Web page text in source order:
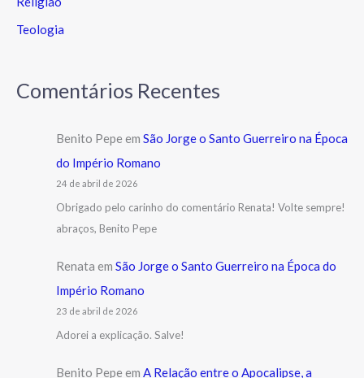
Teologia
Comentários Recentes
Benito Pepe em São Jorge o Santo Guerreiro na Época
do Império Romano
24 de abril de 2026
Obrigado pelo carinho do comentário Renata! Volte sempre!
abraços, Benito Pepe
Renata em São Jorge o Santo Guerreiro na Época do
Império Romano
23 de abril de 2026
Adorei a explicação. Salve!
Benito Pepe em A Relação entre o Apocalipse, a